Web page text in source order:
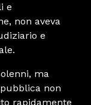
e
non aveva
e
ma
non
rapidamente